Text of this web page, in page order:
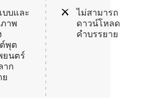
บบและ
าพ
พุต
ยนตร์
าก
ไม่สามารถ
ดาวน์โหลด
คำบรรยาย